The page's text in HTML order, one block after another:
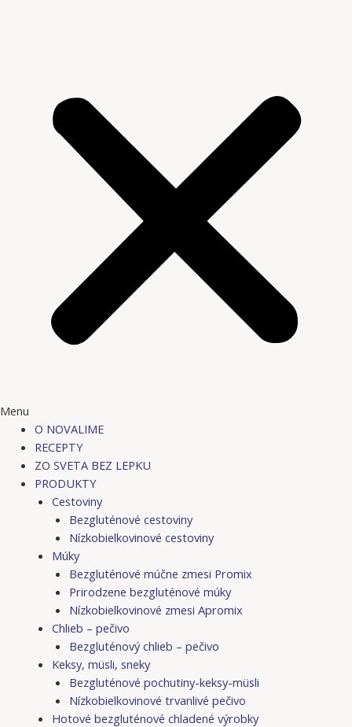
Menu
O NOVALIME
RECEPTY
ZO SVETA BEZ LEPKU
PRODUKTY
Cestoviny
Bezgluténové cestoviny
Nízkobielkovinové cestoviny
Múky
Bezgluténové múčne zmesi Promix
Prirodzene bezgluténové múky
Nízkobielkovinové zmesi Apromix
Chlieb – pečivo
Bezgluténový chlieb – pečivo
Keksy, müsli, sneky
Bezgluténové pochutiny-keksy-müsli
Nízkobielkovinové trvanlivé pečivo
Hotové bezgluténové chladené výrobky